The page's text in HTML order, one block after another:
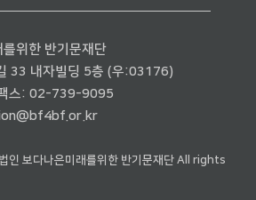
위한 반기문재단
33 내자빌딩 5층 (우:03176)
스: 02-739-9095
보다나은미래를위한 반기문재단 All rights